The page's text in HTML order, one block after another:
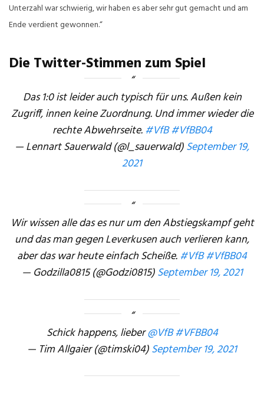
Unterzahl war schwierig, wir haben es aber sehr gut gemacht und am
Ende verdient gewonnen.“
Die Twitter-Stimmen zum Spiel
Das 1:0 ist leider auch typisch für uns. Außen kein
Zugriff, innen keine Zuordnung. Und immer wieder die
rechte Abwehrseite.#VfB#VfBB04
— Lennart Sauerwald (@l_sauerwald)September 19,
2021
Wir wissen alle das es nur um den Abstiegskampf geht
und das man gegen Leverkusen auch verlieren kann,
aber das war heute einfach Scheiße.#VfB#VfBB04
— Godzilla0815 (@Godzi0815)September 19, 2021
Schick happens, lieber@VfB#VFBB04
— Tim Allgaier (@timski04)September 19, 2021